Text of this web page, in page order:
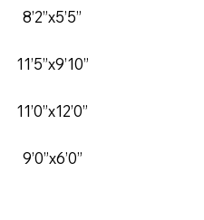
8’2”x5’5”
11’5”x9’10”
11’0”x12’0”
9’0”x6’0”